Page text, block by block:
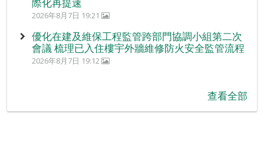
2026年8月7日 19:21
優化在建及維保工程監管跨部門協調小組第二次
會議 梳理已入住樓宇外牆維修防火安全監管流程
2026年8月7日 19:12
查看全部